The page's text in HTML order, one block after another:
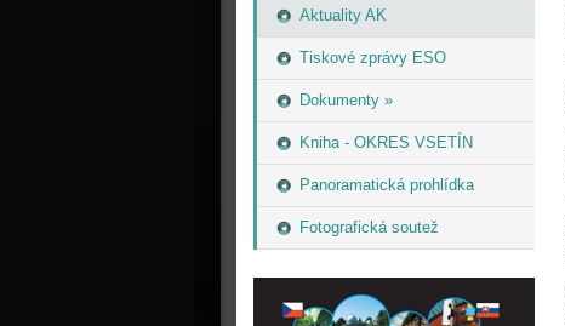
Aktuality AK
Tiskové zprávy ESO
Dokumenty »
Kniha - OKRES VSETÍN
Panoramatická prohlídka
Fotografická soutež